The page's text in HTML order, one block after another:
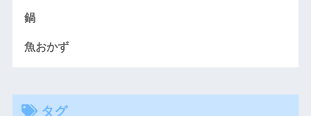
鍋
魚おかず
タグ